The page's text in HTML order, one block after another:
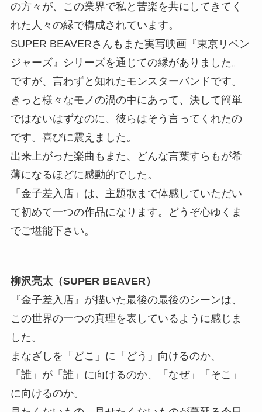
の方々が、この業界で私と苦楽を共にしてきてく
れた人々の縁で構成されています。
SUPER BEAVERさんもまた実写映画『東京リベン
ジャーズ』シリーズを通じての縁がありました。
ですが、言わずと知れたモンスターバンドです。
きっと様々なモノの渦の中にあって、決して簡単
ではないはずなのに、彼らはそう言ってくれたの
です。喜びに震えました。
出来上がった楽曲もまた、どんな言葉すらもが希
薄になるほどに感動的でした。
「金子差入店」は、主題歌まで体感していただい
て初めて一つの作品になります。どうぞ心ゆくま
でご堪能下さい。
柳沢亮太（SUPER BEAVER）
『金子差入店』が描いた最後の最後のシーンは、
この世界の一つの真理を表しているように感じま
した。
まなざしを「どこ」に「どう」向けるのか、
「誰」が「誰」に向けるのか、「なぜ」「そこ」
に向けるのか。